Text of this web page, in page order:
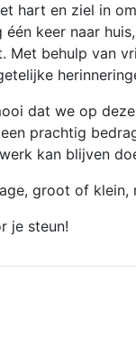
hart en ziel in
één keer naar
Met behulp van
dat we op
prachtig
kan blijven
groot of klein,
je steun!